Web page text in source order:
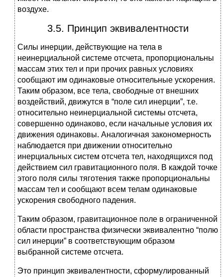
воздухе.
3.5. Принцип эквивалентности
Силы инерции, действующие на тела в
неинерциальной системе отсчета, пропорциональны
массам этих тел и при прочих равных условиях
сообщают им одинаковые относительные ускорения.
Таким образом, все тела, свободные от внешних
воздействий, движутся в “поле сил инерции”, т.е.
относительно неинерциальной системы отсчета,
совершенно одинаково, если начальные условия их
движения одинаковы. Аналогичная закономерность
наблюдается при движении относительно
инерциальных систем отсчета тел, находящихся под
действием сил гравитационного поля. В каждой точке
этого поля силы тяготения также пропорциональны
массам тел и сообщают всем телам одинаковые
ускорения свободного падения.
Таким образом, гравитационное поле в ограниченной
области пространства физически эквивалентно “полю
сил инерции” в соответствующим образом
выбранной системе отсчета.
Это принцип эквивалентности, сформулированный